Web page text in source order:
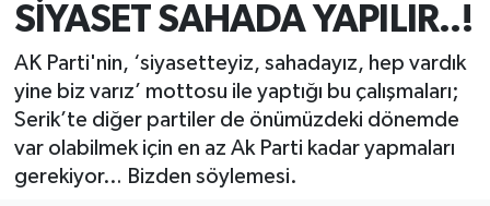
SİYASET SAHADA YAPILIR..!
AK Parti'nin, ‘siyasetteyiz, sahadayız, hep vardık
yine biz varız’ mottosu ile yaptığı bu çalışmaları;
Serik’te diğer partiler de önümüzdeki dönemde
var olabilmek için en az Ak Parti kadar yapmaları
gerekiyor… Bizden söylemesi.